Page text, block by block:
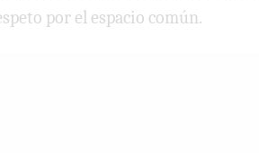
por el espacio común.